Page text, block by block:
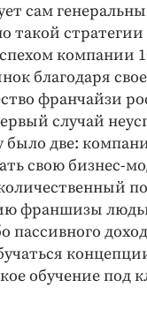
сам
такой
компании
благодаря
франчайзи
случай
две:
свою бизнес-
франшизы
пассивного
обучение под